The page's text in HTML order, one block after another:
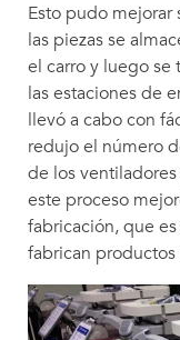
Esto pudo
las piezas se
el carro y luego se
las estaciones de
llevó a cabo con
redujo el número
de los
este proceso
fabricación, que
fabrican